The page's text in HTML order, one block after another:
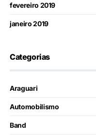
fevereiro 2019
janeiro 2019
Categorias
Araguari
Automobilismo
Band